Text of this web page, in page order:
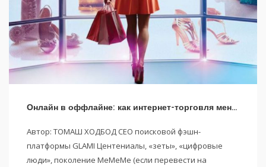
Онлайн в оффлайне: как интернет-торговля меняет рекламную модель ради поколения Z
Автор: ТОМАШ ХОДБОД CEO поисковой фэшн-
платформы GLAMI Центениалы, «зеты», «цифровые
люди», поколение MeМеМе (если перевести на